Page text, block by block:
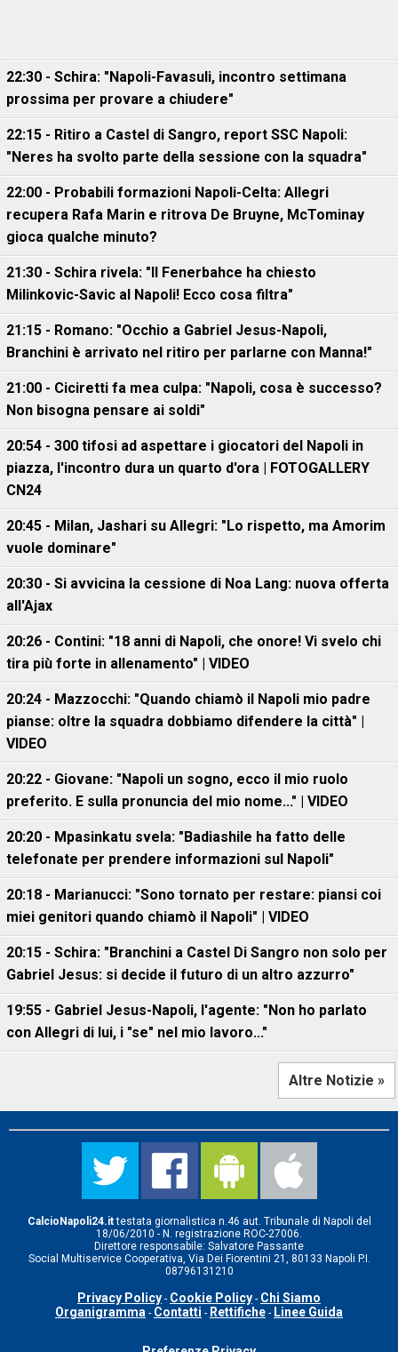
22:30 - Schira: "Napoli-Favasuli, incontro settimana
prossima per provare a chiudere"
22:15 - Ritiro a Castel di Sangro, report SSC Napoli:
"Neres ha svolto parte della sessione con la squadra"
22:00 - Probabili formazioni Napoli-Celta: Allegri
recupera Rafa Marin e ritrova De Bruyne, McTominay
gioca qualche minuto?
21:30 - Schira rivela: "Il Fenerbahce ha chiesto
Milinkovic-Savic al Napoli! Ecco cosa filtra"
21:15 - Romano: "Occhio a Gabriel Jesus-Napoli,
Branchini è arrivato nel ritiro per parlarne con Manna!"
21:00 - Ciciretti fa mea culpa: "Napoli, cosa è successo?
Non bisogna pensare ai soldi"
20:54 - 300 tifosi ad aspettare i giocatori del Napoli in
piazza, l'incontro dura un quarto d'ora | FOTOGALLERY
CN24
20:45 - Milan, Jashari su Allegri: "Lo rispetto, ma Amorim
vuole dominare"
20:30 - Si avvicina la cessione di Noa Lang: nuova offerta
all'Ajax
20:26 - Contini: "18 anni di Napoli, che onore! Vi svelo chi
tira più forte in allenamento" | VIDEO
20:24 - Mazzocchi: "Quando chiamò il Napoli mio padre
pianse: oltre la squadra dobbiamo difendere la città" |
VIDEO
20:22 - Giovane: "Napoli un sogno, ecco il mio ruolo
preferito. E sulla pronuncia del mio nome..." | VIDEO
20:20 - Mpasinkatu svela: "Badiashile ha fatto delle
telefonate per prendere informazioni sul Napoli"
20:18 - Marianucci: "Sono tornato per restare: piansi coi
miei genitori quando chiamò il Napoli" | VIDEO
20:15 - Schira: "Branchini a Castel Di Sangro non solo per
Gabriel Jesus: si decide il futuro di un altro azzurro"
19:55 - Gabriel Jesus-Napoli, l'agente: "Non ho parlato
con Allegri di lui, i "se" nel mio lavoro..."
Altre Notizie »
CalcioNapoli24.ittestata giornalistica n.46 aut. Tribunale di Napoli del
18/06/2010 - N. registrazione ROC-27006.
Direttore responsabile: Salvatore Passante
Social Multiservice Cooperativa, Via Dei Fiorentini 21, 80133 Napoli P.I.
08796131210
Privacy Policy - Cookie Policy - Chi Siamo
Organigramma - Contatti - Rettifiche - Linee Guida